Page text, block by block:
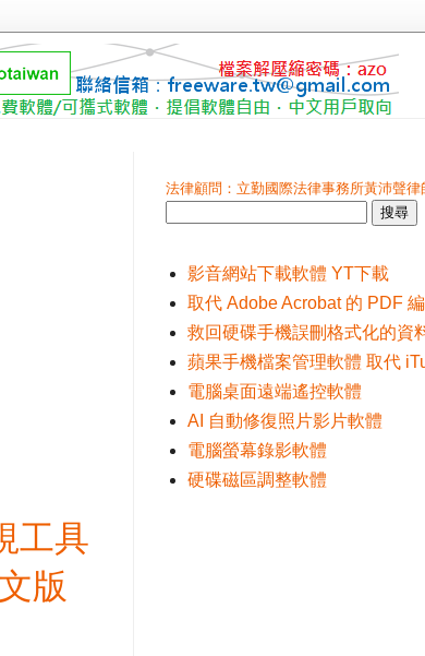
工具
版
法律顧問：立勤國際法律事務所黃沛聲律
影音網站下載軟體 YT下載
取代 Adobe Acrobat 的 PDF
救回硬碟手機誤刪格式化的資
蘋果手機檔案管理軟體 取代
電腦桌面遠端遙控軟體
AI 自動修復照片影片軟體
電腦螢幕錄影軟體
硬碟磁區調整軟體